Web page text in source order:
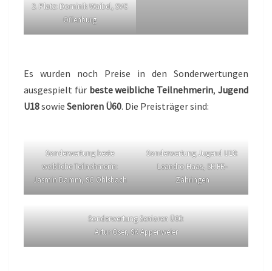
2. Platz: Dominik Waibel, SVG
Offenburg
Es wurden noch Preise in den Sonderwertungen
ausgespielt für beste weibliche Teilnehmerin,Jugend
U18sowie Senioren Ü60. Die Preisträger sind:
Sonderwertung beste
weibliche Teilnehmerin:
Jasmin Damm, SC Ohlsbach
Sonderwertung Jugend U18:
Leandro Haas, SK FR-
Zähringen
Sonderwertung Senioren Ü60:
Artur Oser, SK Appenweier